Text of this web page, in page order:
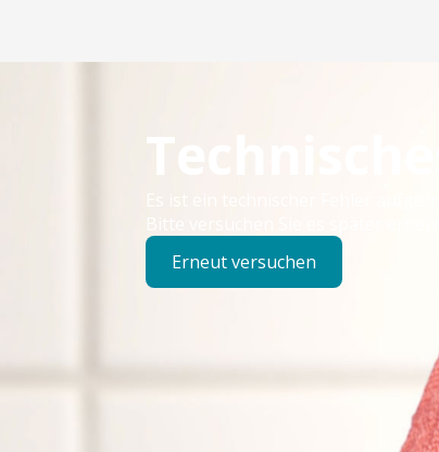
Es ist ein technischer Fehler
Bitte versuchen Sie es später erneut.
Erneut versuchen